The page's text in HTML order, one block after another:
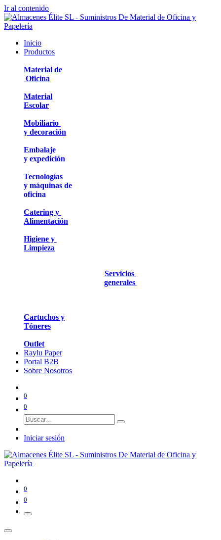
Ir al contenido
Inicio
Productos
Material de
Oficina
Material
Escolar
Mobiliario
y decoración
Embalaje
y expedición
Tecnologías
y máquinas de
oficina
Catering y
Alimentación
Higiene y
Limpieza
Servicios
generales
Cartuchos y
Tóneres
Outlet
Raylu Paper
Portal B2B
Sobre Nosotros
0
0
Iniciar sesión
0
0